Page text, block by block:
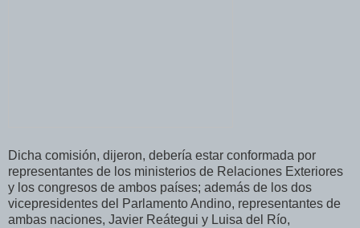
Dicha comisión, dijeron, debería estar conformada por
representantes de los ministerios de Relaciones Exteriores
y los congresos de ambos países; además de los dos
vicepresidentes del Parlamento Andino, representantes de
ambas naciones, Javier Reátegui y Luisa del Río,